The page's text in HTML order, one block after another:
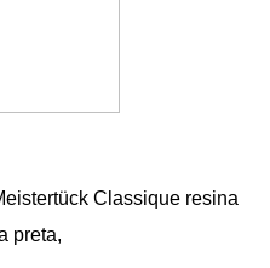
Classique resina
preta,